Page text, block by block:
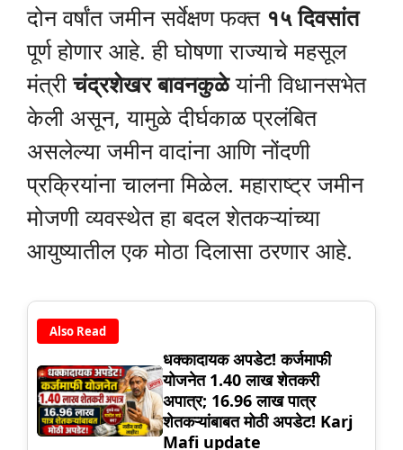
दोन वर्षांत जमीन सर्वेक्षण फक्त १५ दिवसांत
पूर्ण होणार आहे. ही घोषणा राज्याचे महसूल
मंत्रीचंद्रशेखर बावनकुळेयांनी विधानसभेत
केली असून, यामुळे दीर्घकाळ प्रलंबित
असलेल्या जमीन वादांना आणि नोंदणी
प्रक्रियांना चालना मिळेल. महाराष्ट्र जमीन
मोजणी व्यवस्थेत हा बदल शेतकऱ्यांच्या
आयुष्यातील एक मोठा दिलासा ठरणार आहे.
Also Read
धक्कादायक अपडेट! कर्जमाफी
योजनेत 1.40 लाख शेतकरी
अपात्र; 16.96 लाख पात्र
शेतकऱ्यांबाबत मोठी अपडेट! Karj
Mafi update